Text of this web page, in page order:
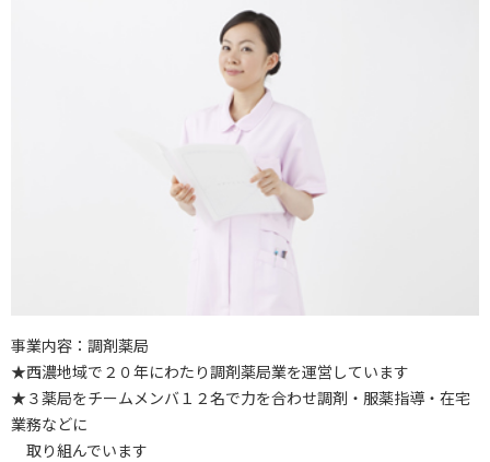
事業内容：調剤薬局
★西濃地域で２０年にわたり調剤薬局業を運営しています
★３薬局をチームメンバ１２名で力を合わせ調剤・服薬指導・在宅
業務などに
取り組んでいます